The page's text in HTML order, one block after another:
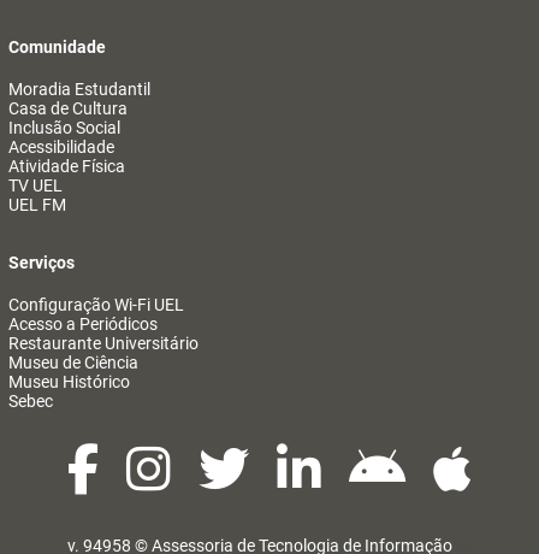
Comunidade
Moradia Estudantil
Casa de Cultura
Inclusão Social
Acessibilidade
Atividade Física
TV UEL
UEL FM
Serviços
Configuração Wi-Fi UEL
Acesso a Periódicos
Restaurante Universitário
Museu de Ciência
Museu Histórico
Sebec
v. 94958 ©Assessoria de Tecnologia de Informação